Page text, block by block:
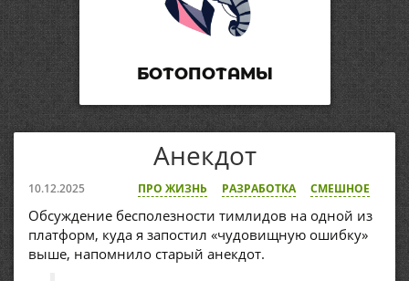
БОТОПОТАМЫ
Анекдот
10.12.2025 ПРО ЖИЗНЬ РАЗРАБОТКА СМЕШНОЕ
Обсуждение бесполезности тимлидов на одной из
платформ, куда я запостил «чудовищную ошибку»
выше, напомнило старый анекдот.